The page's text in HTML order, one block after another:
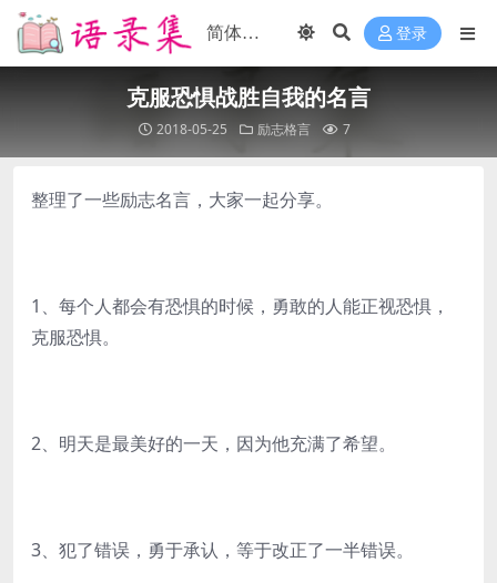
登录
克服恐惧战胜自我的名言
2018-05-25 励志格言 7
整理了一些励志名言，大家一起分享。
1、每个人都会有恐惧的时候，勇敢的人能正视恐惧，
克服恐惧。
2、明天是最美好的一天，因为他充满了希望。
3、犯了错误，勇于承认，等于改正了一半错误。